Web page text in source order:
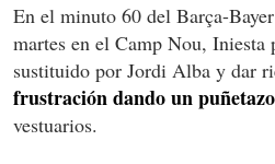
En el minuto 60 del Barça-
martes en el Camp Nou,
sustituido por Jordi Alba y dar
frustración dando un
vestuarios.